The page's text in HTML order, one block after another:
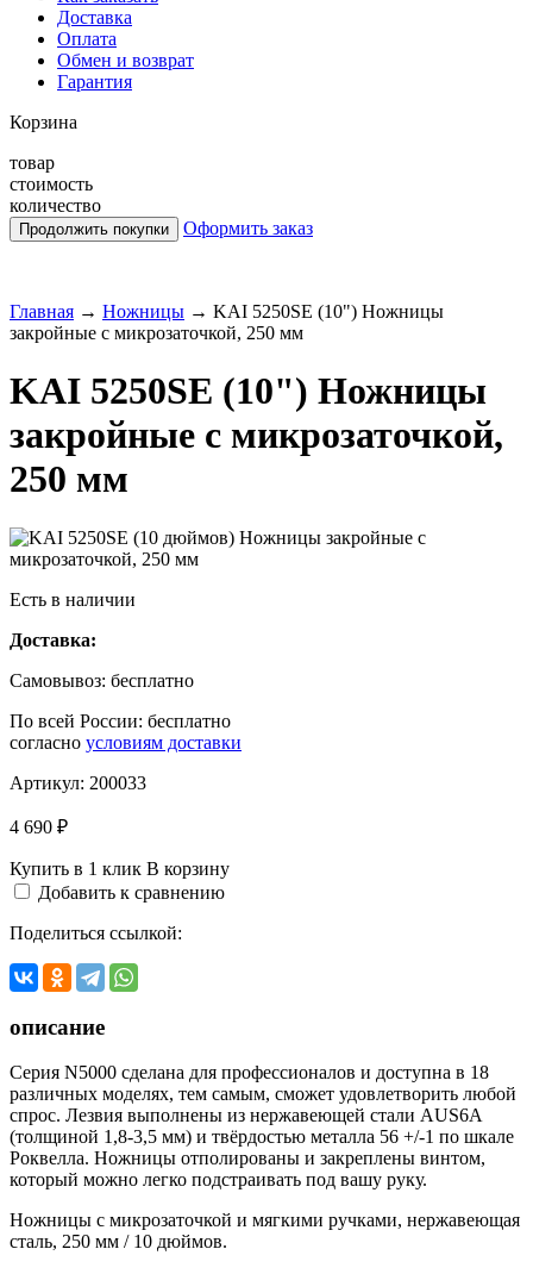
Доставка
Оплата
Обмен и возврат
Гарантия
Корзина
товар
стоимость
количество
Оформить заказ
Главная → Ножницы → KAI 5250SE (10") Ножницы
закройные с микрозаточкой, 250 мм
KAI 5250SE (10") Ножницы
закройные с микрозаточкой,
250 мм
Есть в наличии
Доставка:
Самовывоз: бесплатно
По всей России: бесплатно
согласно условиям доставки
Артикул: 200033
4 690 ₽
Купить в 1 клик В корзину
Добавить к сравнению
Поделиться ссылкой:
описание
Серия N5000 сделана для профессионалов и доступна в 18
различных моделях, тем самым, сможет удовлетворить любой
спрос. Лезвия выполнены из нержавеющей стали AUS6A
(толщиной 1,8-3,5 мм) и твёрдостью металла 56 +/-1 по шкале
Роквелла. Ножницы отполированы и закреплены винтом,
который можно легко подстраивать под вашу руку.
Ножницы с микрозаточкой и мягкими ручками, нержавеющая
сталь, 250 мм / 10 дюймов.